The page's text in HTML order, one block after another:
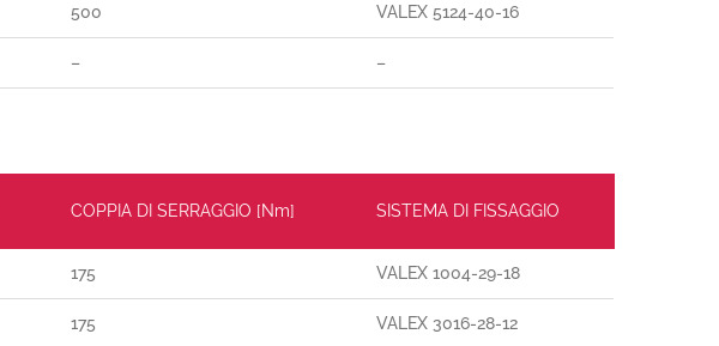
500 VALEX 5124-40-16
– –
COPPIA DI SERRAGGIO [Nm] SISTEMA DI FISSAGGIO
175 VALEX 1004-29-18
175 VALEX 3016-28-12